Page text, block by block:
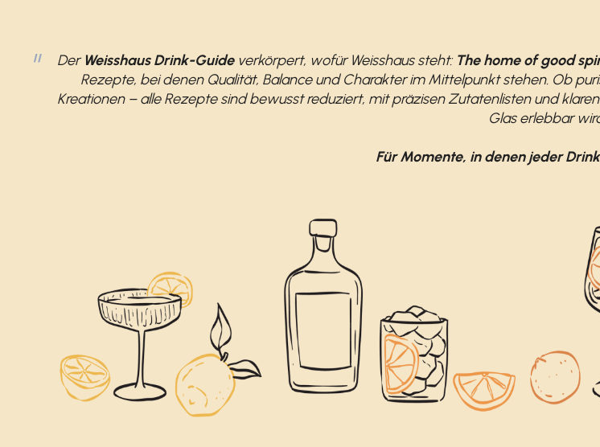
Der Weisshaus Drink-Guideverkörpert, wofür Weisshaus steht: The home of good
Rezepte, bei denen Qualität, Balance und Charakter im Mittelpunkt stehen. Ob
Kreationen – alle Rezepte sind bewusst reduziert, mit präzisen Zutatenlisten und
Glas erlebbar
Für Momente, in denen jeder